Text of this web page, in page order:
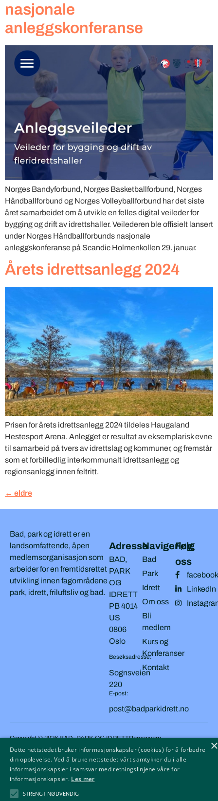
nasjonale
anleggskonferanse
Norges Bandyforbund, Norges Basketballforbund, Norges
Håndballforbund og Norges Volleyballforbund har det siste
året samarbeidet om å utvikle en felles digital veileder for
bygging og drift av idrettshaller. Veilederen ble offisielt lansert
under Norges Håndballforbunds nasjonale
anleggskonferanse på Scandic Holmenkollen 29. januar.
Årets idrettsanlegg 2024
Prisen for årets idrettsanlegg 2024 tildeles Haugaland
Hestesport Arena. Anlegget er resultat av eksemplarisk evne
til samarbeid på tvers av idrettslag og kommuner, og fremstår
som et forbilledlig interkommunalt idrettsanlegg og
regionsanlegg innen feltritt.
← eldre
Bad, park og idrett er en
landsomfattende, åpen
medlemsorganisasjon som
arbeider for en fremtidsrettet
utvikling innen fagområdene
park, idrett, friluftsliv og bad.
Adresse
BAD,
PARK
OG
IDRETT
PB 4014
US
0806
Oslo
Besøksadresse:
Sognsveien
220
E-post:
post@badparkidrett.no
Navigering
Bad
Park
Idrett
Om oss
Bli
medlem
Kurs og
Konferanser
Kontakt
Følg
oss
facebook
LinkedIn
Copyright © 2026 BAD, PARK OG IDRETTPersonvern
Cookies
Tilgjengelighetserklæring
×
Dette nettstedet bruker informasjonskapsler (cookies) for å forbedre
din opplevelse. Ved å bruke nettstedet vårt samtykker du i alle
informasjonskapsler i samsvar med retningslinjene våre for
informasjonskapsler. Les mer
STRENGT NØDVENDIG